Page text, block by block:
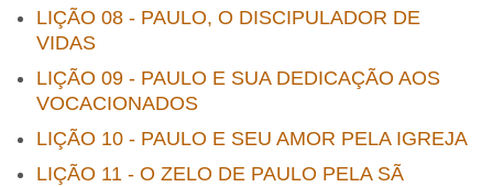
LIÇÃO 08 - PAULO, O DISCIPULADOR DE
VIDAS
LIÇÃO 09 - PAULO E SUA DEDICAÇÃO AOS
VOCACIONADOS
LIÇÃO 10 - PAULO E SEU AMOR PELA IGREJA
LIÇÃO 11 - O ZELO DE PAULO PELA SÃ